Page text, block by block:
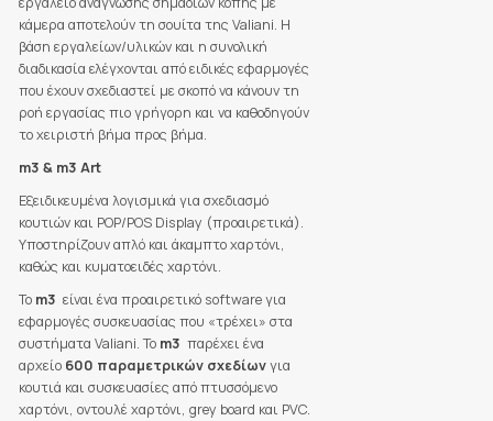
κάμερα αποτελούν τη σουίτα της Valiani. Η
βάση εργαλείων/υλικών και η συνολική
διαδικασία ελέγχονται από ειδικές εφαρμογές
που έχουν σχεδιαστεί με σκοπό να κάνουν τη
ροή εργασίας πιο γρήγορη και να καθοδηγούν
το χειριστή βήμα προς βήμα.
m3 & m3 Art
Εξειδικευμένα λογισμικά για σχεδιασμό
κουτιών και POP/POS Display (προαιρετικά).
Υποστηρίζουν απλό και άκαμπτο χαρτόνι,
καθώς και κυματοειδές χαρτόνι.
Το m3 είναι ένα προαιρετικό software για
εφαρμογές συσκευασίας που «τρέχει» στα
συστήματα Valiani. Το m3 παρέχει ένα
αρχείο 600 παραμετρικών σχεδίωνγια
κουτιά και συσκευασίες από πτυσσόμενο
χαρτόνι, οντουλέ χαρτόνι, grey board και PVC.